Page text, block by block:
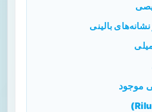
بالینی
موجود